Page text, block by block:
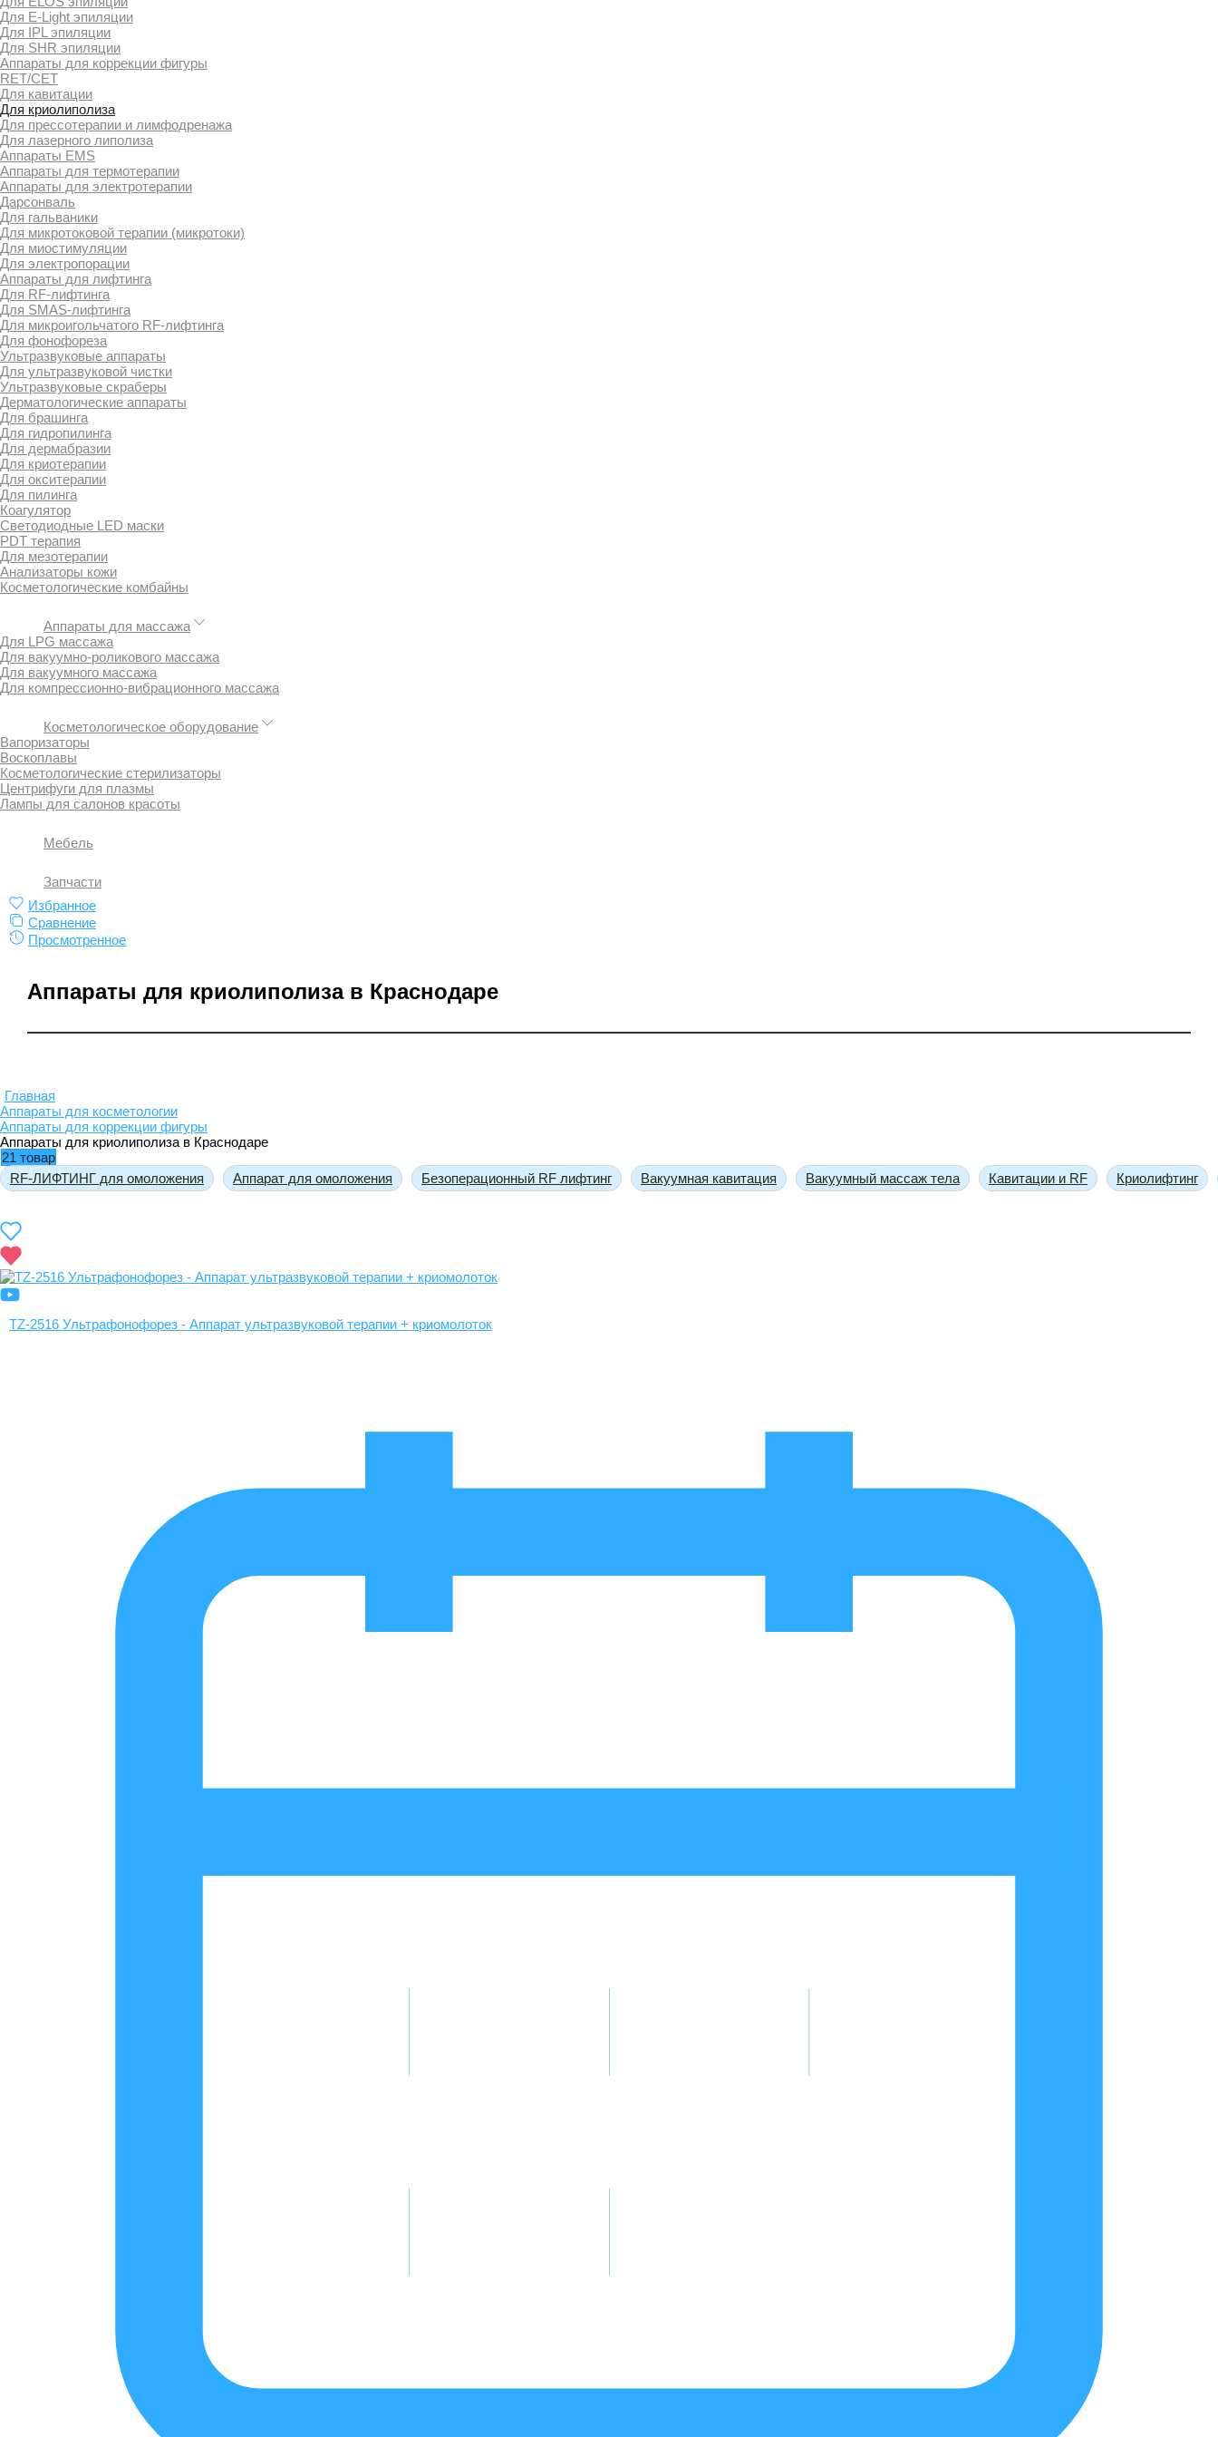
Для E-Light эпиляции
Для IPL эпиляции
Для SHR эпиляции
Аппараты для коррекции фигуры
RET/CET
Для кавитации
Для криолиполиза
Для прессотерапии и лимфодренажа
Для лазерного липолиза
Аппараты EMS
Аппараты для термотерапии
Аппараты для электротерапии
Дарсонваль
Для гальваники
Для микротоковой терапии (микротоки)
Для миостимуляции
Для электропорации
Аппараты для лифтинга
Для RF-лифтинга
Для SMAS-лифтинга
Для микроигольчатого RF-лифтинга
Для фонофореза
Ультразвуковые аппараты
Для ультразвуковой чистки
Ультразвуковые скраберы
Дерматологические аппараты
Для брашинга
Для гидропилинга
Для дермабразии
Для криотерапии
Для окситерапии
Для пилинга
Коагулятор
Светодиодные LED маски
PDT терапия
Для мезотерапии
Анализаторы кожи
Косметологические комбайны
Аппараты для массажа
Для LPG массажа
Для вакуумно-роликового массажа
Для вакуумного массажа
Для компрессионно-вибрационного массажа
Косметологическое оборудование
Вапоризаторы
Воскоплавы
Косметологические стерилизаторы
Центрифуги для плазмы
Лампы для салонов красоты
Мебель
Запчасти
Избранное
Сравнение
Просмотренное
Аппараты для криолиполиза в Краснодаре
Главная
Аппараты для косметологии
Аппараты для коррекции фигуры
Аппараты для криолиполиза в Краснодаре
21 товар
RF-ЛИФТИНГ для омоложения
Аппарат для омоложения Безоперационный RF лифтинг Вакуумная кавитация Вакуумный массаж тела Кавитации и RF Криолифтинг
TZ-2516 Ультрафонофорез - Аппарат ультразвуковой терапии + криомолоток